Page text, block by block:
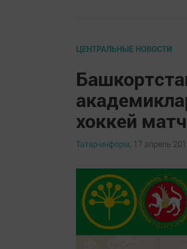
ЦЕНТРАЛЬНЫЕ НОВОСТИ
хоккей
Татар-информ, 17 апрель